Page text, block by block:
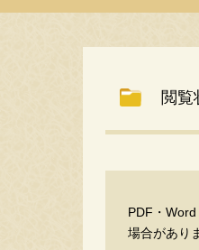
動物・ペ
閲覧
PDF・
場合があり